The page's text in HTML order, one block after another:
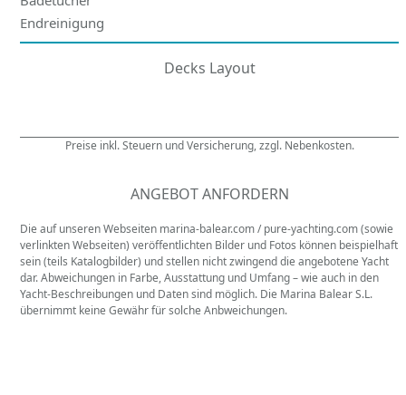
Endreinigung
Decks Layout
Preise inkl. Steuern und Versicherung, zzgl. Nebenkosten.
ANGEBOT ANFORDERN
Die auf unseren Webseiten marina-balear.com / pure-yachting.com (sowie
verlinkten Webseiten) veröffentlichten Bilder und Fotos können beispielhaft
sein (teils Katalogbilder) und stellen nicht zwingend die angebotene Yacht
dar. Abweichungen in Farbe, Ausstattung und Umfang – wie auch in den
Yacht-Beschreibungen und Daten sind möglich. Die Marina Balear S.L.
übernimmt keine Gewähr für solche Anbweichungen.